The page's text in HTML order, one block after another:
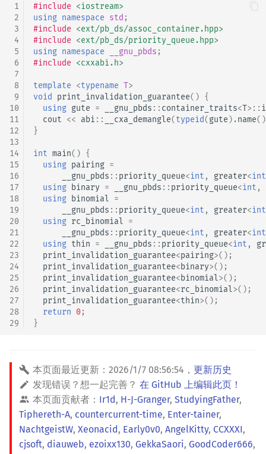
1
2
3
4
5
6
7
8
9
10
11
12
13
14
15
16
17
18
19
20
21
22
23
24
25
26
27
28
29
#include <iostream>
using namespace std ;
#include <ext/pb_ds/assoc_container.hpp>
#include <ext/pb_ds/priority_queue.hpp>
using namespace __gnu_pbds ;
#include <cxxabi.h>
template <typename T>
void
print_invalidation_guarantee() {
using gute = __gnu_pbds :: container_traits<T>::
cout << abi :: __cxa_demangle(typeid(gute).name
}
int main() {
using pairing =
__gnu_pbds :: priority_queue<int , greater<int
using binary = __gnu_pbds :: priority_queue<int ,
using binomial =
__gnu_pbds :: priority_queue<int , greater<int
using rc_binomial =
__gnu_pbds :: priority_queue<int , greater<int
using thin = __gnu_pbds :: priority_queue<int ,
print_invalidation_guarantee<pairing>();
print_invalidation_guarantee<binary>();
print_invalidation_guarantee<binomial>();
print_invalidation_guarantee<rc_binomial>();
print_invalidation_guarantee<thin>();
return 0;
}
本页面最近更新： 2026/1/7 08:56:54 ， 更新历史
发现错误？想一起完善？ 在 GitHub 上编辑此页！
本页面贡献者： Ir1d, H-J-Granger, StudyingFather,
Tiphereth-A, countercurrent-time, Enter-tainer,
NachtgeistW, Xeonacid, Early0v0, AngelKitty, CCXXXI,
cjsoft, diauweb, ezoixx130, GekkaSaori, GoodCoder666,